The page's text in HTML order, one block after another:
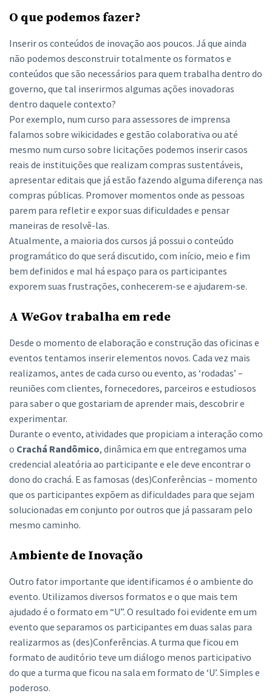
O que podemos fazer?
Inserir os conteúdos de inovação aos poucos. Já que ainda
não podemos desconstruir totalmente os formatos e
conteúdos que são necessários para quem trabalha dentro do
governo, que tal inserirmos algumas ações inovadoras
dentro daquele contexto?
Por exemplo, num curso para assessores de imprensa
falamos sobre wikicidades e gestão colaborativa ou até
mesmo num curso sobre licitações podemos inserir casos
reais de instituições que realizam compras sustentáveis,
apresentar editais que já estão fazendo alguma diferença nas
compras públicas. Promover momentos onde as pessoas
parem para refletir e expor suas dificuldades e pensar
maneiras de resolvê-las.
Atualmente, a maioria dos cursos já possui o conteúdo
programático do que será discutido, com início, meio e fim
bem definidos e mal há espaço para os participantes
exporem suas frustrações, conhecerem-se e ajudarem-se.
A WeGov trabalha em rede
Desde o momento de elaboração e construção das oficinas e
eventos tentamos inserir elementos novos. Cada vez mais
realizamos, antes de cada curso ou evento, as ‘rodadas’ –
reuniões com clientes, fornecedores, parceiros e estudiosos
para saber o que gostariam de aprender mais, descobrir e
experimentar.
Durante o evento, atividades que propiciam a interação como
o Crachá Randômico, dinâmica em que entregamos uma
credencial aleatória ao participante e ele deve encontrar o
dono do crachá. E as famosas (des)Conferências – momento
que os participantes expõem as dificuldades para que sejam
solucionadas em conjunto por outros que já passaram pelo
mesmo caminho.
Ambiente de Inovação
Outro fator importante que identificamos é o ambiente do
evento. Utilizamos diversos formatos e o que mais tem
ajudado é o formato em “U”. O resultado foi evidente em um
evento que separamos os participantes em duas salas para
realizarmos as (des)Conferências. A turma que ficou em
formato de auditório teve um diálogo menos participativo
do que a turma que ficou na sala em formato de ‘U’. Simples e
poderoso.